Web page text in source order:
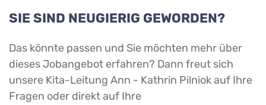
SIE SIND NEUGIERIG GEWORDEN?
Das könnte passen und Sie möchten mehr über
dieses Jobangebot erfahren? Dann freut sich
unsere Kita-Leitung Ann - Kathrin Pilniok auf Ihre
Fragen oder direkt auf Ihre